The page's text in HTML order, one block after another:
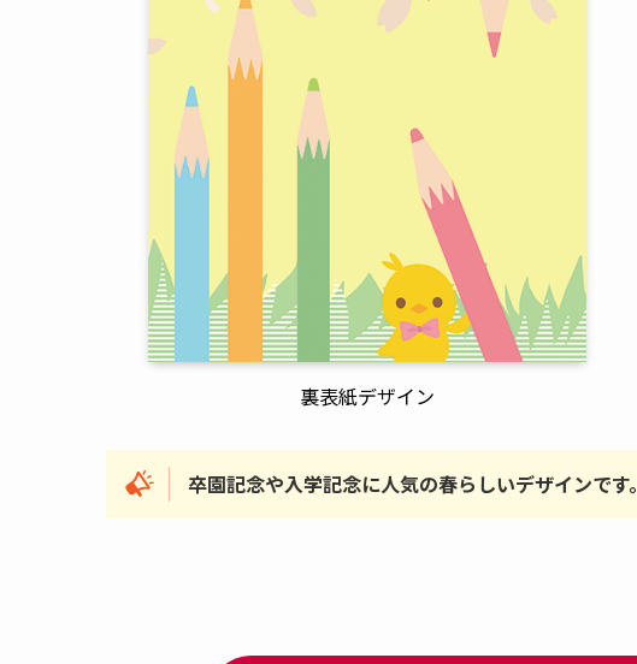
裏表紙デザイン
卒園記念や入学記念に人気の春らしいデザインです。